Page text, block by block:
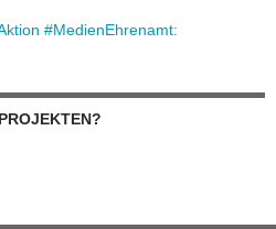
#MedienEhrenamt: